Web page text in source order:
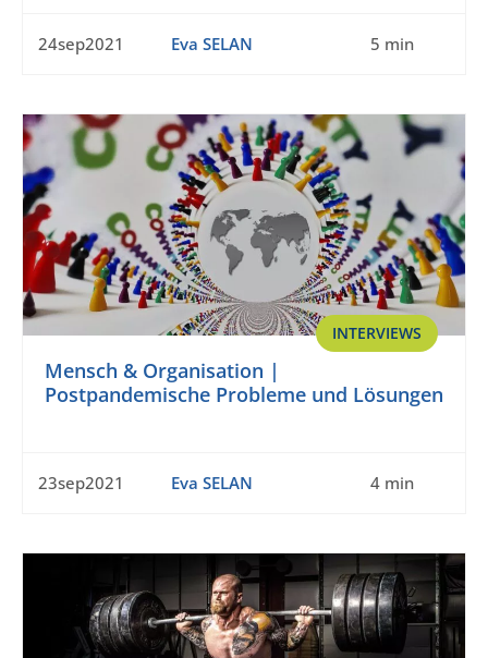
24sep2021 Eva SELAN 5 min
INTERVIEWS
Mensch & Organisation |
Postpandemische Probleme und Lösungen
23sep2021 Eva SELAN 4 min